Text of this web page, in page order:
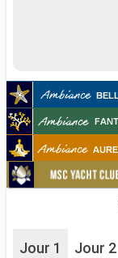
Jour 1 Jour 2